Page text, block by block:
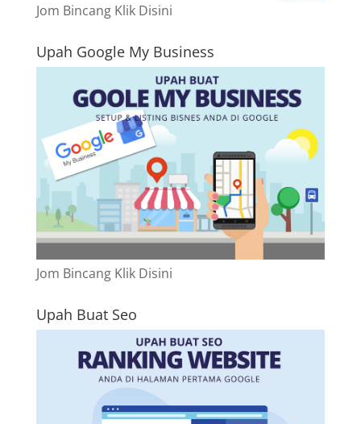
Jom Bincang Klik Disini
Upah Google My Business
Jom Bincang Klik Disini
Upah Buat Seo